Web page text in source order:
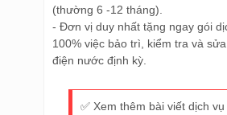
(thường 6 -12 tháng).
- Đơn vị duy nhất tặng ngay gói
100% việc bảo trì, kiểm tra và
điện nước định kỳ.
✅ Xem thêm bài viết dịch vụ